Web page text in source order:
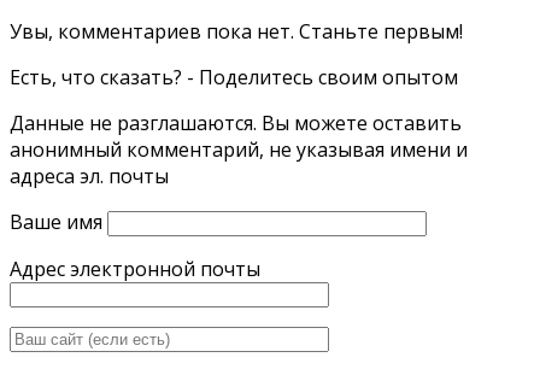
Увы, комментариев пока нет. Станьте первым!
Есть, что сказать? - Поделитесь своим опытом
Данные не разглашаются. Вы можете оставить
анонимный комментарий, не указывая имени и
адреса эл. почты
Ваше имя
Адрес электронной почты